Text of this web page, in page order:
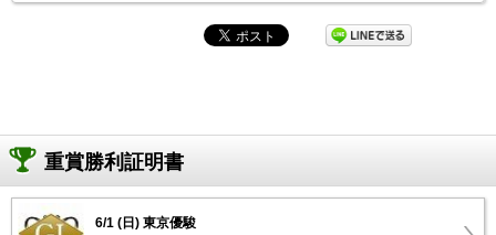
重賞勝利証明書
6/1 (日) 東京優駿